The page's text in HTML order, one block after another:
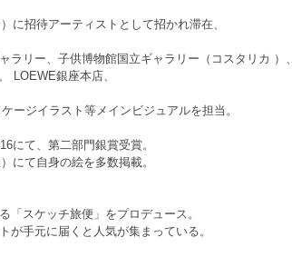
に招待アーティストとして招かれ滞在、
リー、子供博物館国立ギャラリー（コスタリカ ）、
LOEWE銀座本店、
ージイラスト等メインビジュアルを担当。
にて、第二部門銀賞受賞。
にて自身の絵を多数掲載。
「スケッチ旅便」をプロデュース。
手元に届くと人気が集まっている。